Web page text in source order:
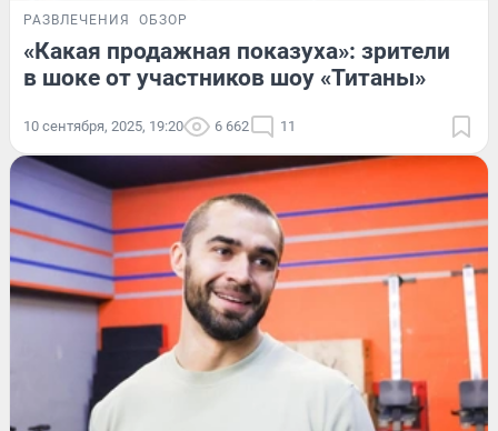
РАЗВЛЕЧЕНИЯ ОБЗОР
«Какая продажная показуха»: зрители
в шоке от участников шоу «Титаны»
10 сентября, 2025, 19:20 6 662 11